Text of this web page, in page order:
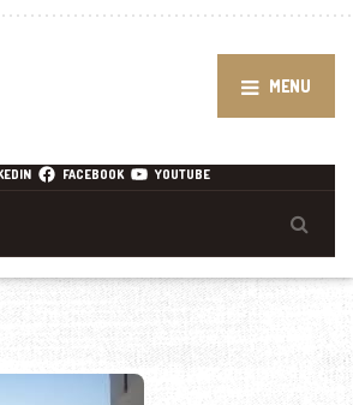
MENU
FACEBOOK YOUTUBE